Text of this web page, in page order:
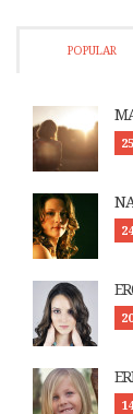
POPULAR